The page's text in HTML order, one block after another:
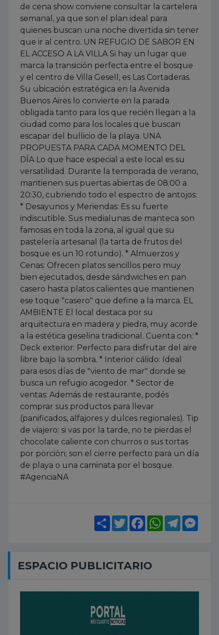
de cena show conviene consultar la cartelera
semanal, ya que son el plan ideal para
quienes buscan una noche divertida sin tener
que ir al centro. UN REFUGIO DE SABOR EN
EL ACCESO A LA VILLA Si hay un lugar que
marca la transición perfecta entre el bosque
y el centro de Villa Gesell, es Las Cortaderas.
Su ubicación estratégica en la Avenida
Buenos Aires lo convierte en la parada
obligada tanto para los que recién llegan a la
ciudad como para los locales que buscan
escapar del bullicio de la playa. UNA
PROPUESTA PARA CADA MOMENTO DEL
DÍA Lo que hace especial a este local es su
versatilidad. Durante la temporada de verano,
mantienen sus puertas abiertas de 08:00 a
20:30, cubriendo todo el espectro de antojos:
* Desayunos y Meriendas: Es su fuerte
indiscutible. Sus medialunas de manteca son
famosas en toda la zona, al igual que su
pastelería artesanal (la tarta de frutos del
bosque es un 10 rotundo). * Almuerzos y
Cenas: Ofrecen platos sencillos pero muy
bien ejecutados, desde sándwiches en pan
casero hasta platos calientes que mantienen
ese toque "casero" que define a la marca. EL
AMBIENTE El local destaca por su
arquitectura en madera y piedra, muy acorde
a la estética geselina tradicional. Cuenta con: *
Deck exterior: Perfecto para disfrutar del aire
libre bajo la sombra. * Interior cálido: Ideal
para esos días de "viento de mar" donde se
busca un refugio acogedor. * Sector de
ventas: Además de restaurante, podés
comprar sus productos para llevar
(panificados, alfajores y dulces regionales). Tip
de viajero: si vas por la tarde, no te pierdas el
chocolate caliente con churros o sus tortas
por porción; son el cierre perfecto para un día
de playa o una caminata por el bosque.
#AgenciaNA
ShareTwitterFacebook
WhatsApp
Telegram
ESPACIO PUBLICITARIO